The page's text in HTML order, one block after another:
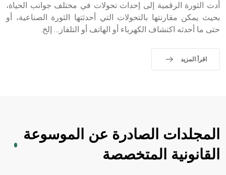
- هل تعلم أن أبجر Abgar اسم معروف جيداً يعود إلى عدد من
التاسع، وهم ينتسبون إلى أسرة أوسروين
حيث تقتصر القيمة الصوتية للعلامة الك
أدت الثورة الرقمية إلى إحداث تحولات في مختلف جوانب الحياة،
بحيث يمكن مقارنتها بالتحولات التي أحدثتها الثورة الصناعية، أو
حتى ما أحدثه اكتشاف الكهرباء أو الهاتف أو التلفاز… إلخ.
اقرأ المزيد
المجلدات الصادرة عن الموسوعة
القانونية المتخصصة